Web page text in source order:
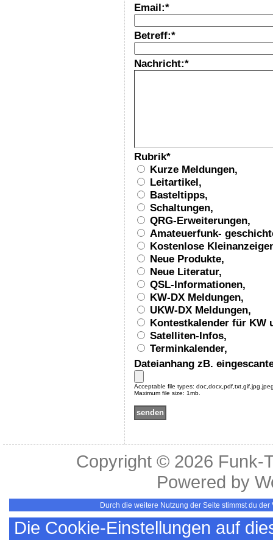
Email:*
Betreff:*
Nachricht:*
Rubrik*
Kurze Meldungen,
Leitartikel,
Basteltipps,
Schaltungen,
QRG-Erweiterungen,
Amateuerfunk-
Kostenlose
Neue Produkte,
Neue Literatur,
QSL-Informationen,
KW-DX Meldungen,
UKW-DX Meldungen,
Kontestkalender für KW
Satelliten-Infos,
Terminkalender,
Dateianhang zB.
Acceptable file types:
Maximum file size: 1mb.
Copyright © 2026 Funk-
Powered by
Durch die weitere Nutzung der Seite stimmst du
Die Cookie-Einstellungen auf